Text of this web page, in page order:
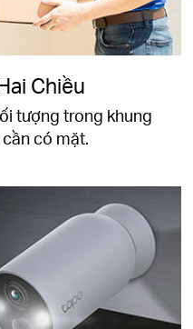
Chiều
tượng trong khung
có mặt.